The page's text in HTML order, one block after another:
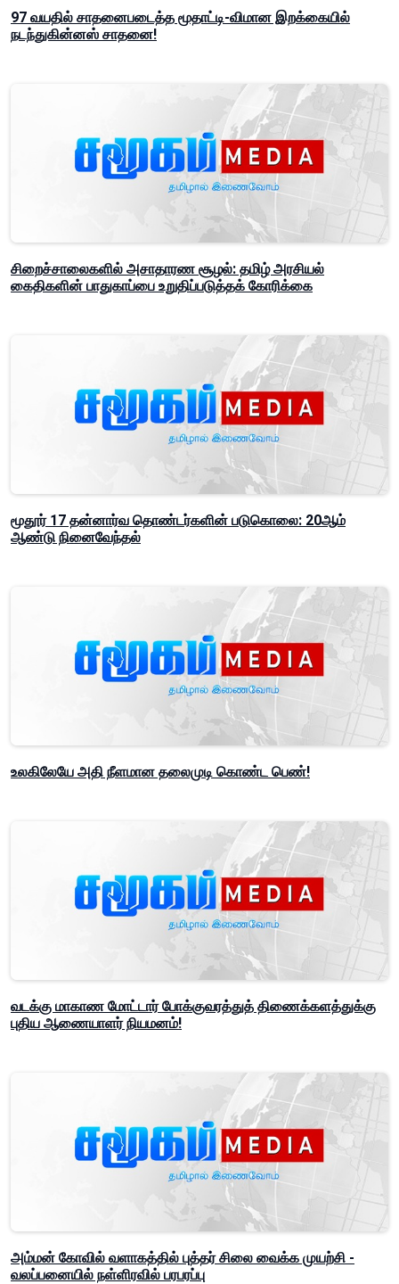
97 வயதில் சாதனைபடைத்த மூதாட்டி-விமான இறக்கையில்
நடந்துகின்னஸ் சாதனை!
சிறைச்சாலைகளில் அசாதாரண சூழல்: தமிழ் அரசியல்
கைதிகளின் பாதுகாப்பை உறுதிப்படுத்தக் கோரிக்கை
மூதூர் 17 தன்னார்வ தொண்டர்களின் படுகொலை: 20ஆம்
ஆண்டு நினைவேந்தல்
உலகிலேயே அதி நீளமான தலைமுடி கொண்ட பெண்!
வடக்கு மாகாண மோட்டார் போக்குவரத்துத் திணைக்களத்துக்கு
புதிய ஆணையாளர் நியமனம்!
அம்மன் கோவில் வளாகத்தில் புத்தர் சிலை வைக்க முயற்சி -
வலப்பனையில் நள்ளிரவில் பரபரப்பு